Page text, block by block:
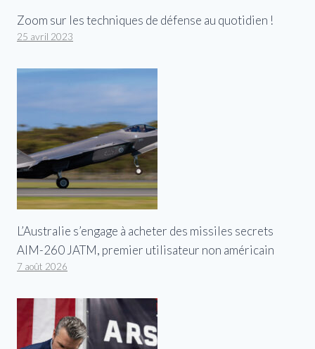
Zoom sur les techniques de défense au quotidien !
25 avril 2023
L’Australie s’engage à acheter des missiles secrets
AIM-260 JATM, premier utilisateur non américain
7 août 2026